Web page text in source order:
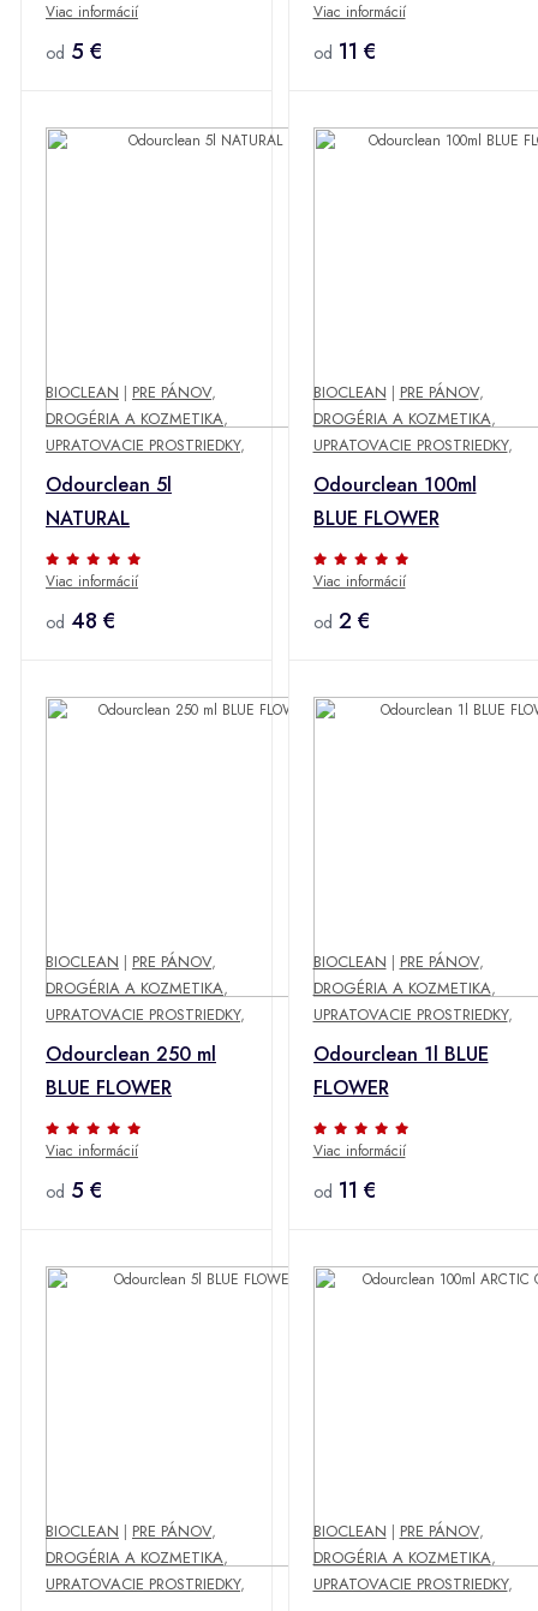
Viac informácií
od 5 €
Viac informácií
od 11 €
BIOCLEAN | PRE PÁNOV,
DROGÉRIA A KOZMETIKA,
UPRATOVACIE PROSTRIEDKY,
Odourclean 5l
NATURAL
Viac informácií
od 48 €
BIOCLEAN | PRE PÁNOV,
DROGÉRIA A KOZMETIKA,
UPRATOVACIE PROSTRIEDKY,
Odourclean 100ml
BLUE FLOWER
Viac informácií
od 2 €
BIOCLEAN | PRE PÁNOV,
DROGÉRIA A KOZMETIKA,
UPRATOVACIE PROSTRIEDKY,
Odourclean 250 ml
BLUE FLOWER
Viac informácií
od 5 €
BIOCLEAN | PRE PÁNOV,
DROGÉRIA A KOZMETIKA,
UPRATOVACIE PROSTRIEDKY,
Odourclean 1l BLUE
FLOWER
Viac informácií
od 11 €
BIOCLEAN | PRE PÁNOV,
DROGÉRIA A KOZMETIKA,
UPRATOVACIE PROSTRIEDKY,
BIOCLEAN | PRE PÁNOV,
DROGÉRIA A KOZMETIKA,
UPRATOVACIE PROSTRIEDKY,